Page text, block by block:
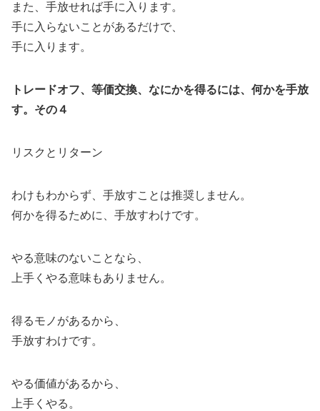
また、手放せれば手に入ります。
手に入らないことがあるだけで、
手に入ります。
トレードオフ、等価交換、なにかを得るには、何かを手放
す。その４
リスクとリターン
わけもわからず、手放すことは推奨しません。
何かを得るために、手放すわけです。
やる意味のないことなら、
上手くやる意味もありません。
得るモノがあるから、
手放すわけです。
やる価値があるから、
上手くやる。